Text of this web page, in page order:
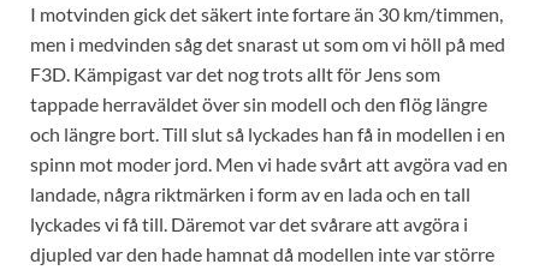
I motvinden gick det säkert inte fortare än 30 km/timmen,
men i medvinden såg det snarast ut som om vi höll på med
F3D. Kämpigast var det nog trots allt för Jens som
tappade herraväldet över sin modell och den flög längre
och längre bort. Till slut så lyckades han få in modellen i en
spinn mot moder jord. Men vi hade svårt att avgöra vad en
landade, några riktmärken i form av en lada och en tall
lyckades vi få till. Däremot var det svårare att avgöra i
djupled var den hade hamnat då modellen inte var större